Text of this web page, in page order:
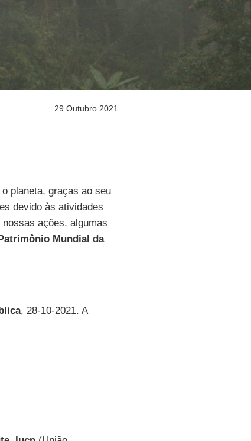
29 Outubro 2021
planeta, graças ao seu
devido às atividades
ações, algumas
Mundial da
, 28-10-2021. A